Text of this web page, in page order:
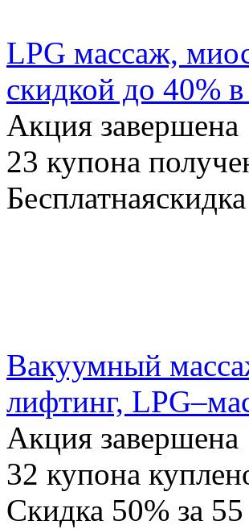
LPG массаж,
скидкой до 40%
Акция завершена
23 купона
Бесплатнаяскидка
Вакуумный
лифтинг,
Акция завершена
32 купона
Скидка 50% за 55